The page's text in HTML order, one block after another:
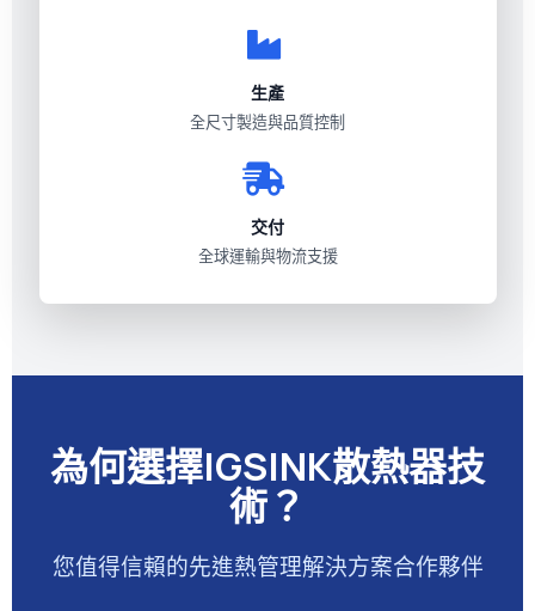
生產
全尺寸製造與品質控制
交付
全球運輸與物流支援
為何選擇IGSINK散熱器技
術？
您值得信賴的先進熱管理解決方案合作夥伴